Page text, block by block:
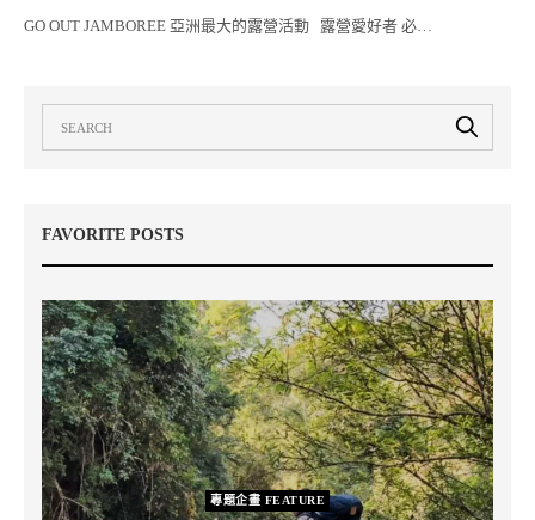
GO OUT JAMBOREE 亞洲最大的露營活動 露營愛好者 必…
FAVORITE POSTS
專題企畫 FEATURE